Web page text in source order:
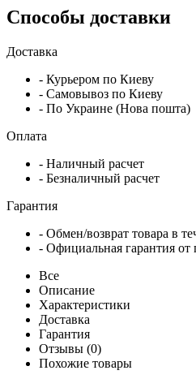
Способы доставки
Доставка
- Курьером по Киеву
- Самовывоз по Киеву
- По Украине (Нова пошта)
Оплата
- Наличный расчет
- Безналичный расчет
Гарантия
- Обмен/возврат товара в
- Официальная гарантия от
Все
Описание
Характеристики
Доставка
Гарантия
Отзывы (0)
Похожие товары